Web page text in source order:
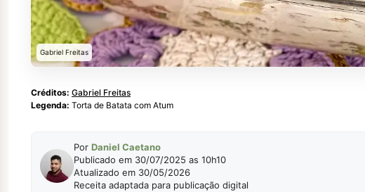
Gabriel Freitas
Créditos: Gabriel Freitas
Legenda: Torta de Batata com Atum
Por Daniel Caetano
Publicado em 30/07/2025 as 10h10
Atualizado em 30/05/2026
Receita adaptada para publicação digital